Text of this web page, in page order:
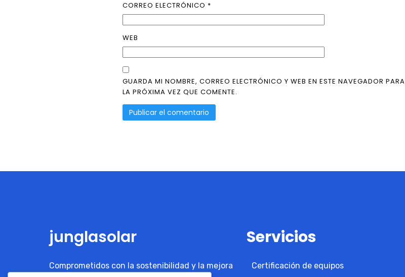
CORREO ELECTRÓNICO *
WEB
GUARDA MI NOMBRE, CORREO ELECTRÓNICO Y WEB EN ESTE NAVEGADOR PARA
LA PRÓXIMA VEZ QUE COMENTE.
junglasolar
Comprometidos con la sostenibilidad y la mejora
Servicios
Certificación de equipos